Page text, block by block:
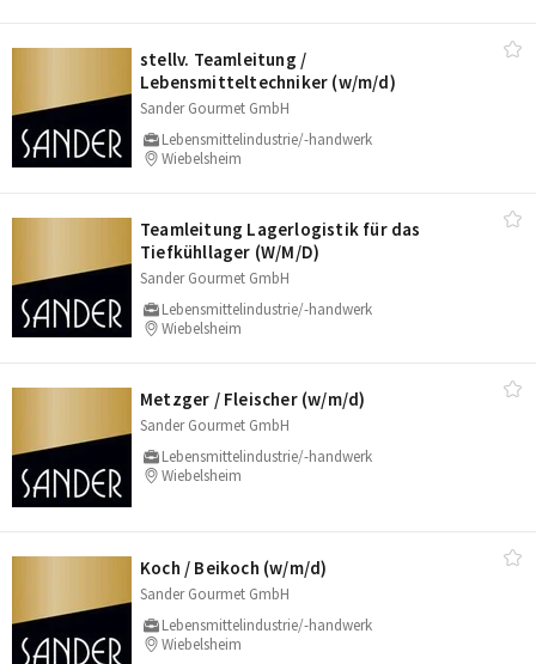
stellv. Teamleitung /​
Lebensmitteltechniker (w/​m/​d)
Sander Gourmet GmbH
Lebensmittelindustrie/-handwerk
Wiebelsheim
Teamleitung Lagerlogistik für das
Tiefkühllager (W/​M/​D)
Sander Gourmet GmbH
Lebensmittelindustrie/-handwerk
Wiebelsheim
Metzger /​ Fleischer (w/​m/​d)
Sander Gourmet GmbH
Lebensmittelindustrie/-handwerk
Wiebelsheim
Koch /​ Beikoch (w/​m/​d)
Sander Gourmet GmbH
Lebensmittelindustrie/-handwerk
Wiebelsheim